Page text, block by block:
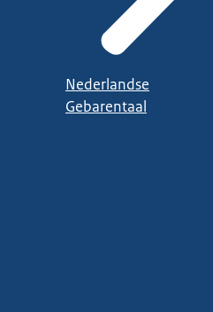
Nederlandse
Gebarentaal